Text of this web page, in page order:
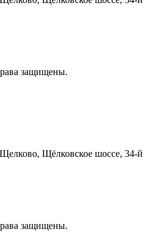
защищены.
Щёлковское шоссе, 34-й
защищены.